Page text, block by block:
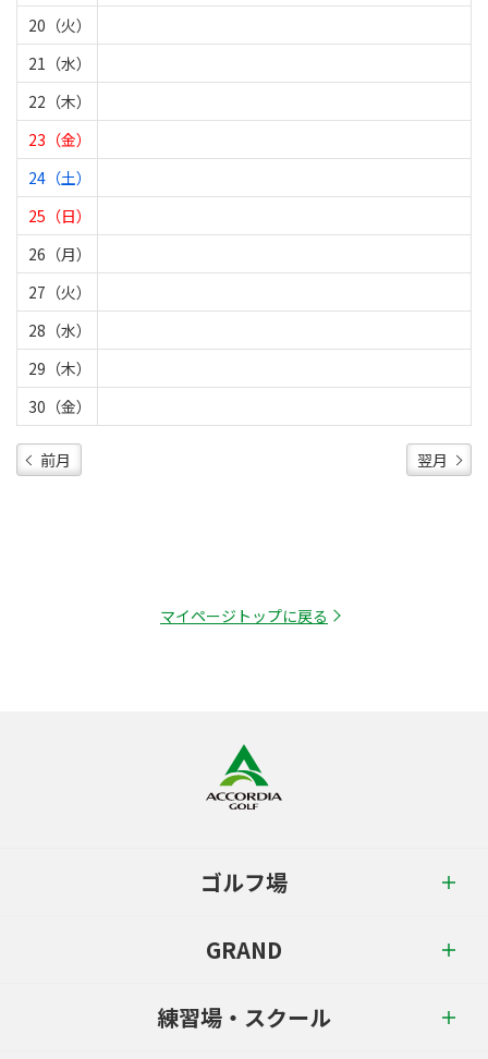
20（火）
21（水）
22（木）
23（金）
24（土）
25（日）
26（月）
27（火）
28（水）
29（木）
30（金）
前月 翌月
マイページトップに戻る
ゴルフ場
GRAND
練習場・スクール